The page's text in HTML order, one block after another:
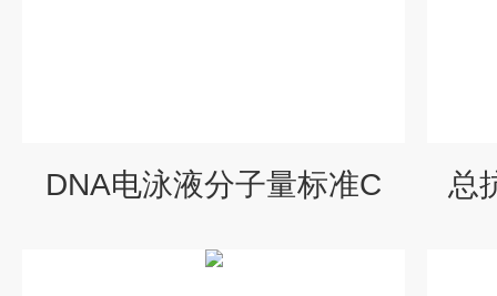
DNA电泳液分子量标准C 总